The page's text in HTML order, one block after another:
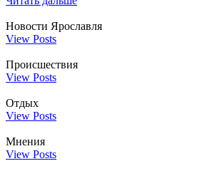
Новости Ярославля
View Posts
Происшествия
View Posts
Отдых
View Posts
Мнения
View Posts